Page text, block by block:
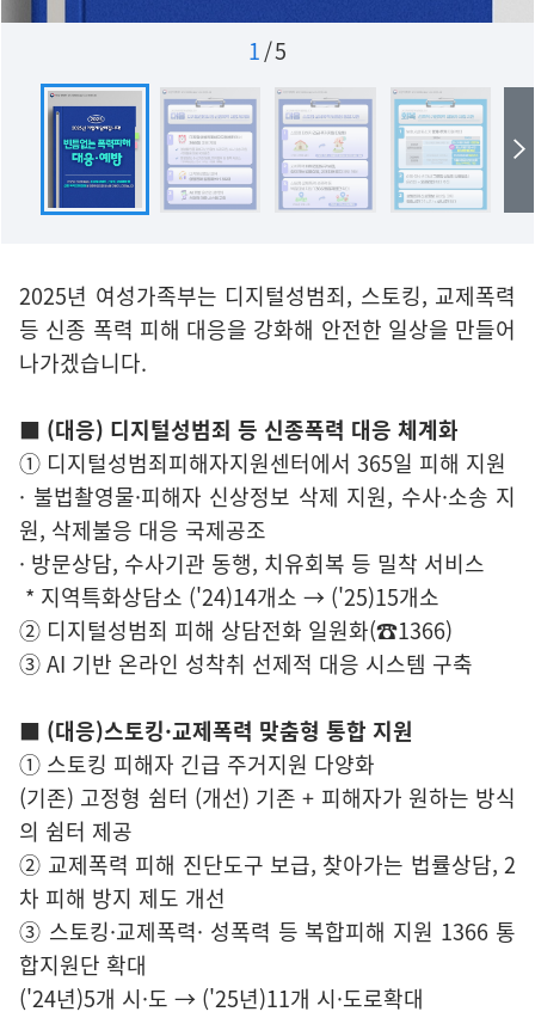
1/5
2025년 여성가족부는 디지털성범죄, 스토킹, 교제폭력
등 신종 폭력 피해 대응을 강화해 안전한 일상을 만들어
나가겠습니다.
■ (대응) 디지털성범죄 등 신종폭력 대응 체계화
① 디지털성범죄피해자지원센터에서 365일 피해 지원
· 불법촬영물·피해자 신상정보 삭제 지원, 수사·소송 지
원, 삭제불응 대응 국제공조
· 방문상담, 수사기관 동행, 치유회복 등 밀착 서비스
* 지역특화상담소 ('24)14개소 → ('25)15개소
② 디지털성범죄 피해 상담전화 일원화(☎1366)
③ AI 기반 온라인 성착취 선제적 대응 시스템 구축
■ (대응)스토킹·교제폭력 맞춤형 통합 지원
① 스토킹 피해자 긴급 주거지원 다양화
(기존) 고정형 쉼터 (개선) 기존 + 피해자가 원하는 방식
의 쉼터 제공
② 교제폭력 피해 진단도구 보급, 찾아가는 법률상담, 2
차 피해 방지 제도 개선
③ 스토킹·교제폭력· 성폭력 등 복합피해 지원 1366 통
합지원단 확대
('24년)5개 시·도 → ('25년)11개 시·도로확대